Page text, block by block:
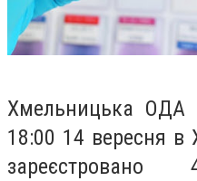
Хмельницька ОДА
18:00 14 вересня в
зареєстровано